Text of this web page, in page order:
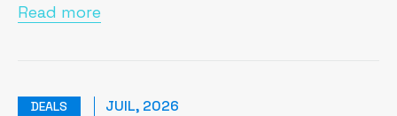
Read more
DEALS JUIL, 2026